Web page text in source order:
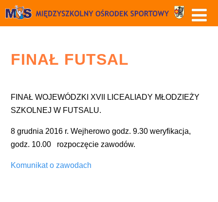
FINAŁ FUTSAL
FINAŁ WOJEWÓDZKI XVII LICEALIADY MŁODZIEŻY
SZKOLNEJ W FUTSALU.
8 grudnia 2016 r. Wejherowo godz. 9.30 weryfikacja,
godz. 10.00 rozpoczęcie zawodów.
Komunikat o zawodach